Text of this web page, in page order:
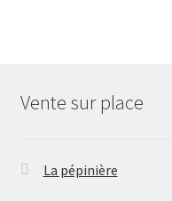
Vente sur place
La pépinière